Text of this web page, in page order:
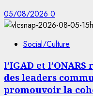
05/08/2026 0
Social/Culture
l’IGAD et
des leaders
promouvoir la